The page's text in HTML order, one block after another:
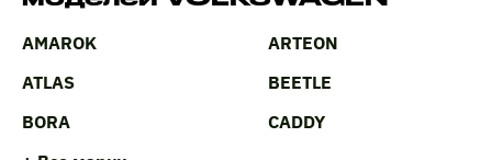
AMAROK
ARTEON
ATLAS
BEETLE
BORA
CADDY